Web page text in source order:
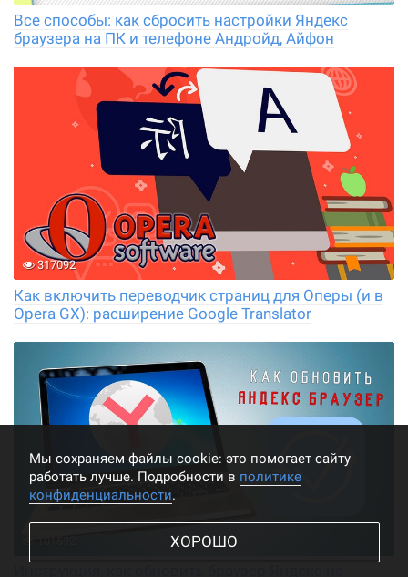
Все способы: как сбросить настройки Яндекс
браузера на ПК и телефоне Андройд, Айфон
317092
Как включить переводчик страниц для Оперы (и в
Opera GX): расширение Google Translator
Мы cохраняем файлы cookie: это помогает сайту
работать лучше. Подробности в политике
конфиденциальности.
ХОРОШО